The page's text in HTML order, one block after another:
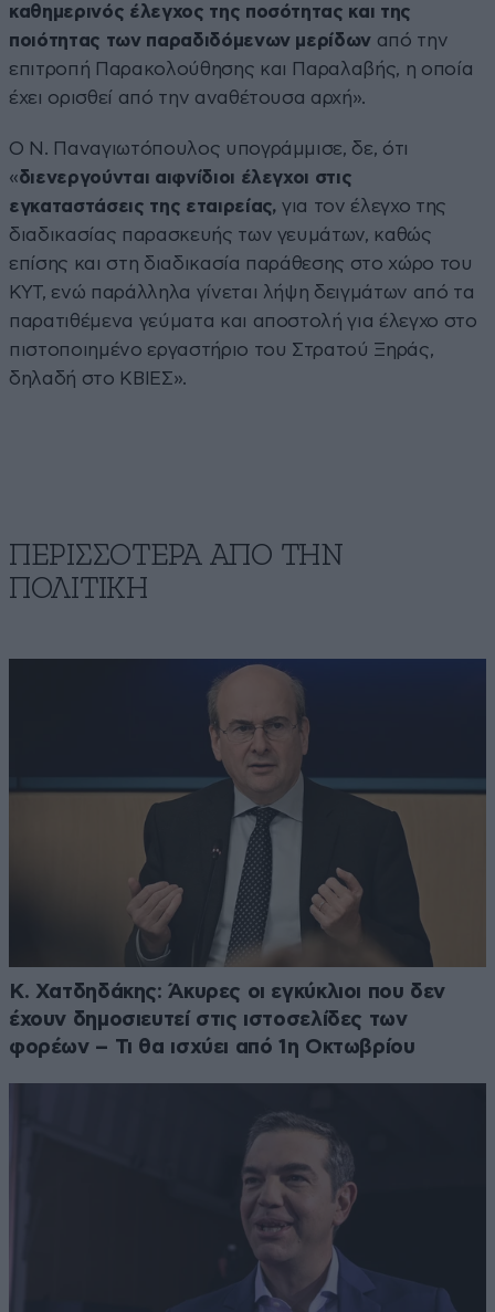
καθημερινός έλεγχος της ποσότητας και της
ποιότητας των παραδιδόμενων μερίδων από την
επιτροπή Παρακολούθησης και Παραλαβής, η οποία
έχει ορισθεί από την αναθέτουσα αρχή».
Ο Ν. Παναγιωτόπουλος υπογράμμισε, δε, ότι
«διενεργούνται αιφνίδιοι έλεγχοι στις
εγκαταστάσεις της εταιρείας,για τον έλεγχο της
διαδικασίας παρασκευής των γευμάτων, καθώς
επίσης και στη διαδικασία παράθεσης στο χώρο του
ΚΥΤ, ενώ παράλληλα γίνεται λήψη δειγμάτων από τα
παρατιθέμενα γεύματα και αποστολή για έλεγχο στο
πιστοποιημένο εργαστήριο του Στρατού Ξηράς,
δηλαδή στο ΚΒΙΕΣ».
ΠΕΡΙΣΣΟΤΕΡΑ ΑΠΟ ΤΗΝ
ΠΟΛΙΤΙΚΗ
Κ. Χατδηδάκης: Άκυρες οι εγκύκλιοι που δεν
έχουν δημοσιευτεί στις ιστοσελίδες των
φορέων – Τι θα ισχύει από 1η Οκτωβρίου